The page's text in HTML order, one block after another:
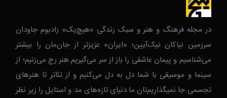
در مجله فرهنگ و هنر و سبک زندگی‌ «هیچ‌یک» زادبوم جاودان
سرزمین نیاکان نیک‌‌‌آیین؛ «ایران» عزیزتر از جان‌مان را بیشتر
می‌شناسیم و پیمان عاشقی را باز از سر می‌گیریم.هنر رج می‌زنیم؛ از
سینما و موسیقی با شما دل به دل می‌کنیم و از تئاتر تا هنرهای
تجسمی جا نمیگذاریم‌تان.ما دنیای تازه‌های مد و استایل را زیر نظر